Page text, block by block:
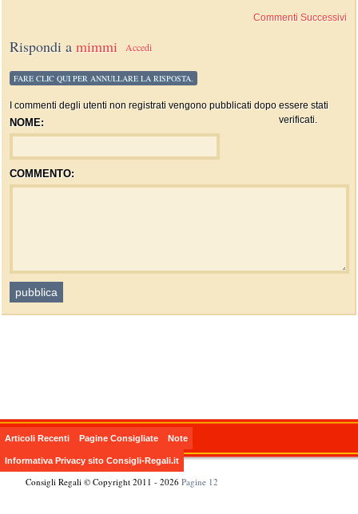
Commenti Successivi
Rispondi amimmi Accedi
FARE CLIC QUI PER ANNULLARE LA RISPOSTA.
I commenti degli utenti non registrati vengono pubblicati dopo essere stati
verificati.
NOME:
COMMENTO:
Articoli Recenti Pagine Consigliate Note
Informativa Privacy sito Consigli-Regali.it
Consigli Regali © Copyright 2011 - 2026Pagine 12